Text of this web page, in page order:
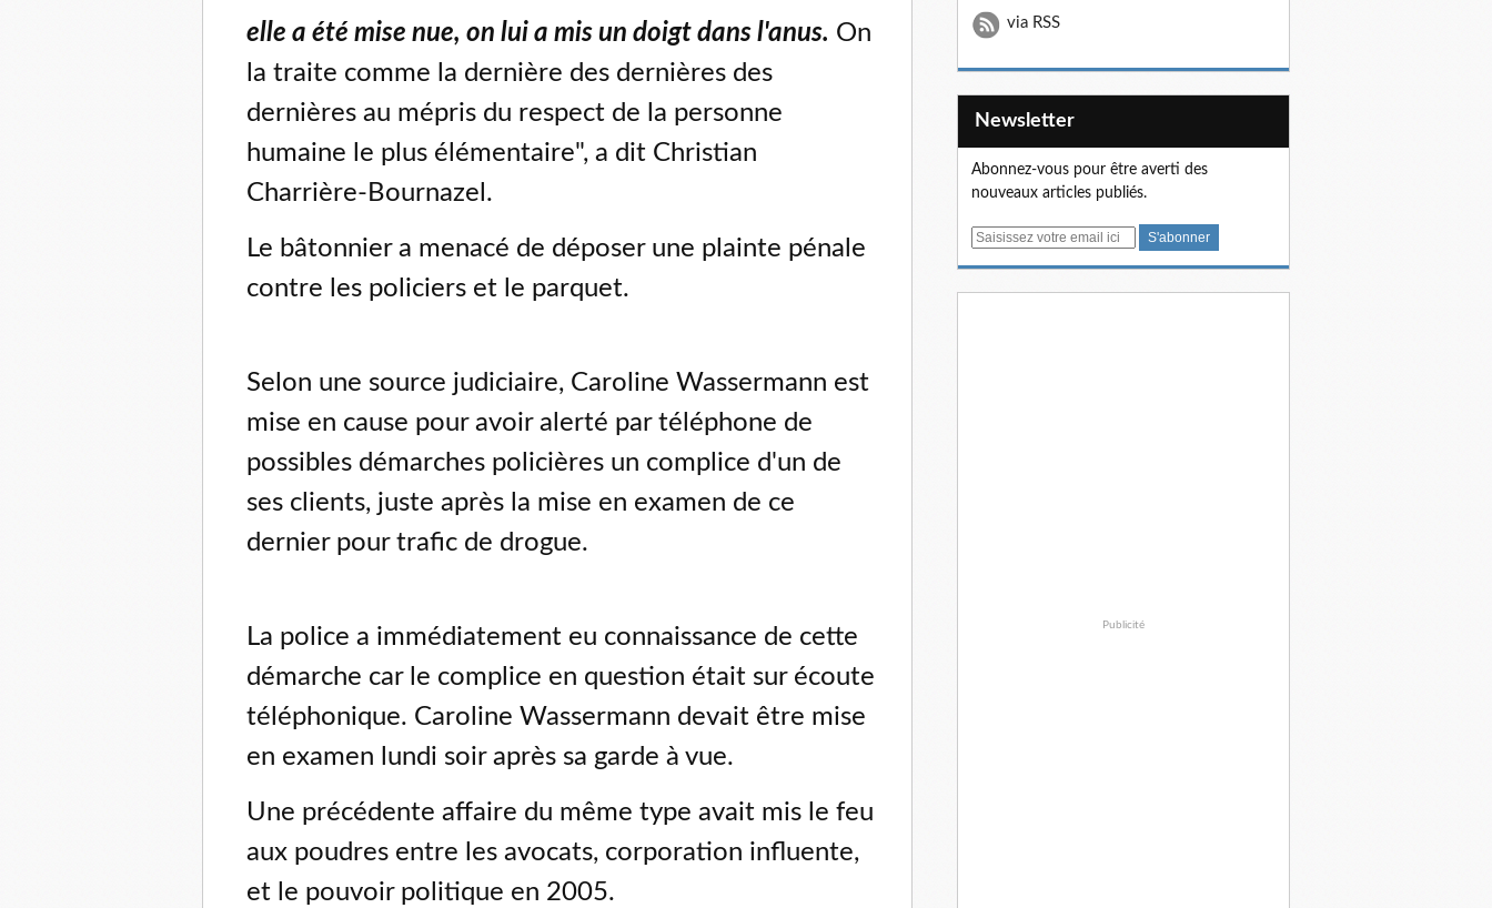
elle a été mise nue, on lui a mis un doigt dans l'anus. On
la traite comme la dernière des dernières des
dernières au mépris du respect de la personne
humaine le plus élémentaire", a dit Christian
Charrière-Bournazel.
Le bâtonnier a menacé de déposer une plainte pénale
contre les policiers et le parquet.
Selon une source judiciaire, Caroline Wassermann est
mise en cause pour avoir alerté par téléphone de
possibles démarches policières un complice d'un de
ses clients, juste après la mise en examen de ce
dernier pour trafic de drogue.
La police a immédiatement eu connaissance de cette
démarche car le complice en question était sur écoute
téléphonique. Caroline Wassermann devait être mise
en examen lundi soir après sa garde à vue.
Une précédente affaire du même type avait mis le feu
aux poudres entre les avocats, corporation influente,
et le pouvoir politique en 2005.
via RSS
Newsletter
Abonnez-vous pour être averti des
nouveaux articles publiés.
E
Publicité